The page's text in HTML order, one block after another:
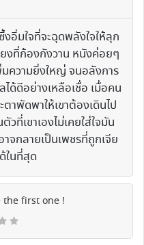
งอิ่มใจที่จะฉุดพลังใจให้ลุก
งที่ก้องกังวาน หนังค่อยๆ
ความยิ่งใหญ่ จนอลังการ
ด้ดีอย่างเหลือเชื่อ เมื่อคน
าพัดพาให้เขาต้องเดินไป
ที่เขาเองไม่เคยใส่ใจมัน
าจกลายเป็นเพชรที่ถูกเจีย
ในที่สุด
the first one !